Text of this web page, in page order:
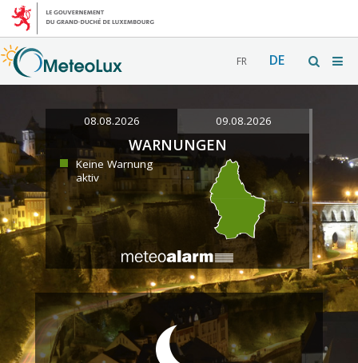
FR DE
08.08.2026 09.08.2026
WARNUNGEN
Keine Warnung
aktiv